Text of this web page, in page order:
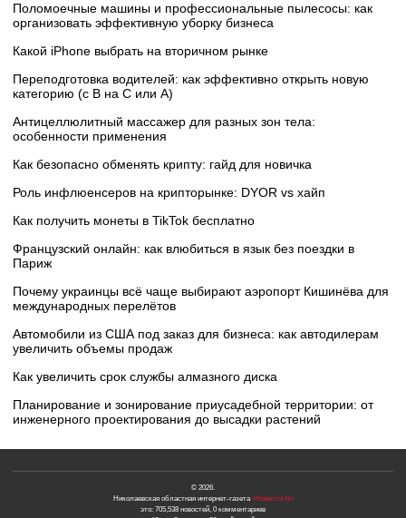
Поломоечные машины и профессиональные пылесосы: как
организовать эффективную уборку бизнеса
Какой iPhone выбрать на вторичном рынке
Переподготовка водителей: как эффективно открыть новую
категорию (с B на C или А)
Антицеллюлитный массажер для разных зон тела:
особенности применения
Как безопасно обменять крипту: гайд для новичка
Роль инфлюенсеров на крипторынке: DYOR vs хайп
Как получить монеты в TikTok бесплатно
Французский онлайн: как влюбиться в язык без поездки в
Париж
Почему украинцы всё чаще выбирают аэропорт Кишинёва для
международных перелётов
Автомобили из США под заказ для бизнеса: как автодилерам
увеличить объемы продаж
Как увеличить срок службы алмазного диска
Планирование и зонирование приусадебной территории: от
инженерного проектирования до высадки растений
© 2026.
Николаевская областная интернет-газета«Новости N»
это: 705,538 новостей, 0 комментариев